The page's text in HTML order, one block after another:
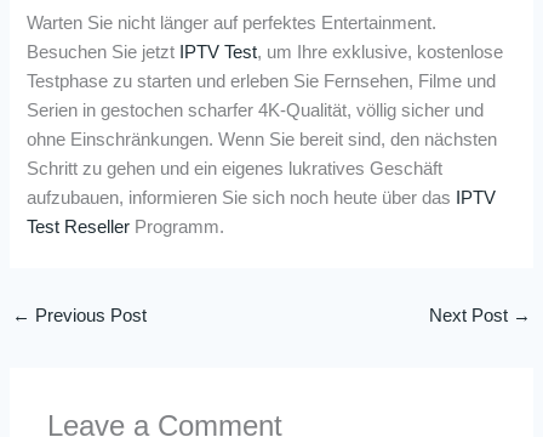
Warten Sie nicht länger auf perfektes Entertainment.
Besuchen Sie jetzt
IPTV Test, um Ihre exklusive, kostenlose
Testphase zu starten und erleben Sie Fernsehen, Filme und
Serien in gestochen scharfer 4K-Qualität, völlig sicher und
ohne Einschränkungen. Wenn Sie bereit sind, den nächsten
Schritt zu gehen und ein eigenes lukratives Geschäft
aufzubauen, informieren Sie sich noch heute über das
IPTV
Test Reseller Programm.
← Previous Post Next Post →
Leave a Comment